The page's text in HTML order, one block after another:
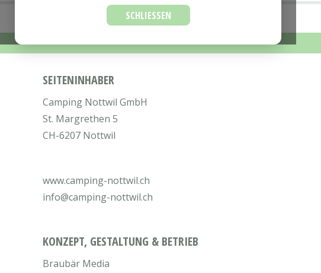
SCHLIESSEN
SEITENINHABER
Camping Nottwil GmbH
St. Margrethen 5
CH-6207 Nottwil
www.camping-nottwil.ch
info@camping-nottwil.ch
KONZEPT, GESTALTUNG & BETRIEB
Braubär Media